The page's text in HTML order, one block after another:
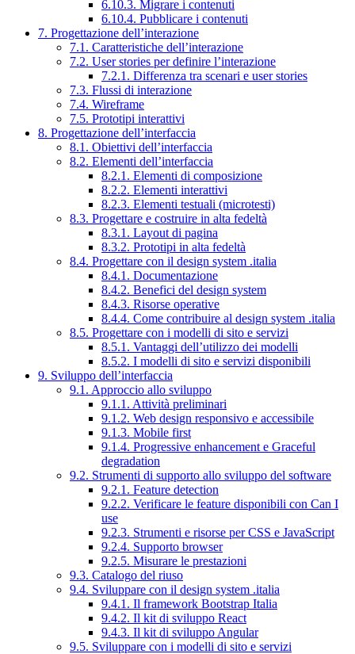
6.10.3. Migrare i contenuti
6.10.4. Pubblicare i contenuti
7. Progettazione dell’interazione
7.1. Caratteristiche dell’interazione
7.2. User stories per definire l’interazione
7.2.1. Differenza tra scenari e user stories
7.3. Flussi di interazione
7.4. Wireframe
7.5. Prototipi interattivi
8. Progettazione dell’interfaccia
8.1. Obiettivi dell’interfaccia
8.2. Elementi dell’interfaccia
8.2.1. Elementi di composizione
8.2.2. Elementi interattivi
8.2.3. Elementi testuali (microtesti)
8.3. Progettare e costruire in alta fedeltà
8.3.1. Layout di pagina
8.3.2. Prototipi in alta fedeltà
8.4. Progettare con il design system .italia
8.4.1. Documentazione
8.4.2. Benefici del design system
8.4.3. Risorse operative
8.4.4. Come contribuire al design system .italia
8.5. Progettare con i modelli di sito e servizi
8.5.1. Vantaggi dell’utilizzo dei modelli
8.5.2. I modelli di sito e servizi disponibili
9. Sviluppo dell’interfaccia
9.1. Approccio allo sviluppo
9.1.1. Attività preliminari
9.1.2. Web design responsivo e accessibile
9.1.3. Mobile first
9.1.4. Progressive enhancement e Graceful
degradation
9.2. Strumenti di supporto allo sviluppo del software
9.2.1. Feature detection
9.2.2. Verificare le feature disponibili con Can I
use
9.2.3. Strumenti e risorse per CSS e JavaScript
9.2.4. Supporto browser
9.2.5. Misurare le prestazioni
9.3. Catalogo del riuso
9.4. Sviluppare con il design system .italia
9.4.1. Il framework Bootstrap Italia
9.4.2. Il kit di sviluppo React
9.4.3. Il kit di sviluppo Angular
9.5. Sviluppare con i modelli di sito e servizi